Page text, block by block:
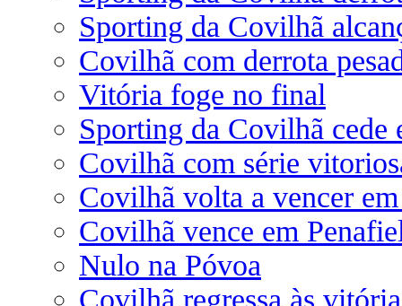
Sporting da Covilhã
Covilhã com derrota
Vitória foge no final
Sporting da Covilhã cede
Covilhã com série
Covilhã volta a vencer
Covilhã vence em
Nulo na Póvoa
Covilhã regressa às